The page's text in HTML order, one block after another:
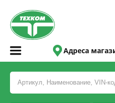
Адреса